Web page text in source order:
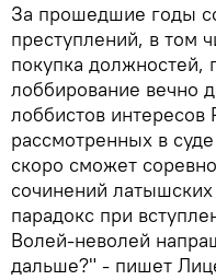
За прошедшие годы
преступлений, в том
покупка должностей,
лоббирование вечно
лоббистов
рассмотренных в
скоро сможет
сочинений
парадокс при
Волей-неволей
дальше?" - пишет